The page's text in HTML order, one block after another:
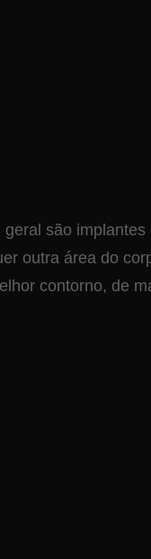
são
outra área do
contorno, de